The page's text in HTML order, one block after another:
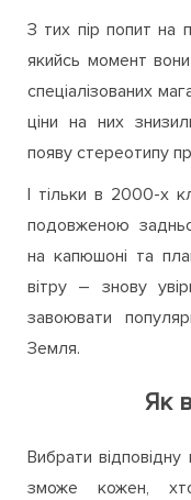
З тих пір попит на
якийсь момент
спеціалізованих
ціни на них
появу стереотипу
І тільки в 2000-х
подовженою
на капюшоні та
вітру – знову
завоювати
Земля.
Як
Вибрати
зможе кожен,